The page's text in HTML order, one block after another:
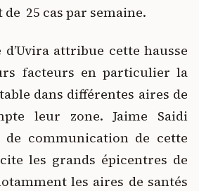
de 25 cas par semaine.
d’Uvira attribue cette hausse
facteurs en particulier la
dans différentes aires de
leur zone. Jaime Saidi
communication de cette
les grands épicentres de
les aires de santés